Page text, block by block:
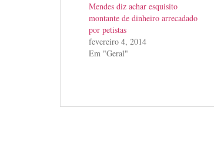
Mendes diz achar esquisito
montante de dinheiro arrecadado
por petistas
fevereiro 4, 2014
Em "Geral"